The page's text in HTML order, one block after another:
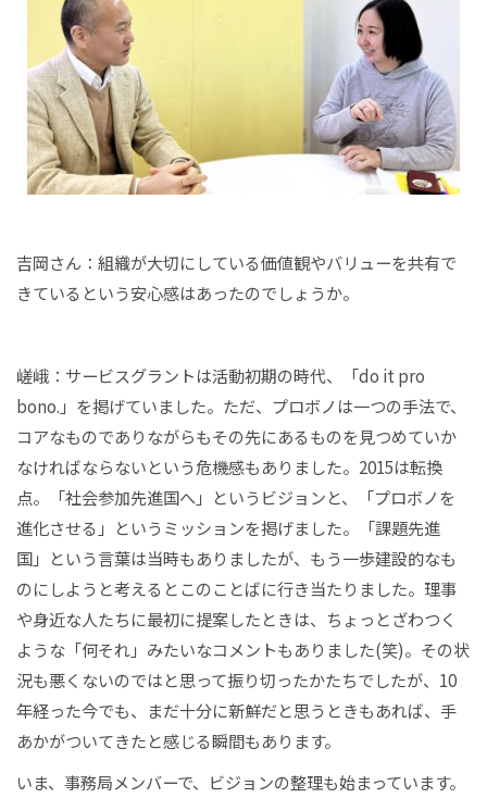
吉岡さん：組織が大切にしている価値観やバリューを共有で
きているという安心感はあったのでしょうか。
嵯峨：サービスグラントは活動初期の時代、「do it pro
bono.」を掲げていました。ただ、プロボノは一つの手法で、
コアなものでありながらもその先にあるものを見つめていか
なければならないという危機感もありました。2015は転換
点。「社会参加先進国へ」というビジョンと、「プロボノを
進化させる」というミッションを掲げました。「課題先進
国」という言葉は当時もありましたが、もう一歩建設的なも
のにしようと考えるとこのことばに行き当たりました。理事
や身近な人たちに最初に提案したときは、ちょっとざわつく
ような「何それ」みたいなコメントもありました(笑)。その状
況も悪くないのではと思って振り切ったかたちでしたが、10
年経った今でも、まだ十分に新鮮だと思うときもあれば、手
あかがついてきたと感じる瞬間もあります。
いま、事務局メンバーで、ビジョンの整理も始まっています。